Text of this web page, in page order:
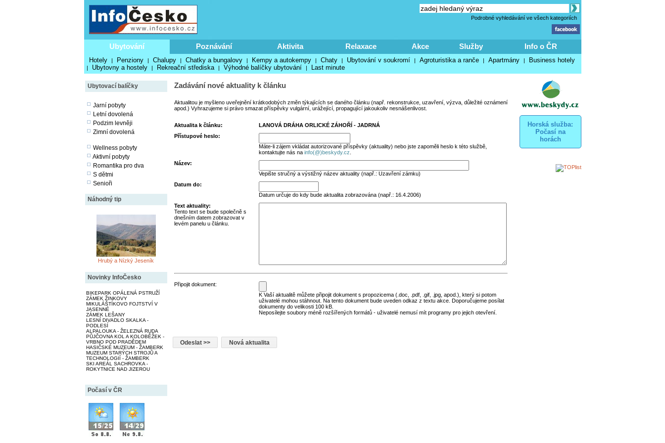
Podrobné vyhledávání ve všech kategoriích
Ubytování Poznávání Aktivita Relaxace Akce Služby Info o ČR
Hotely | Penziony | Chalupy | Chatky a bungalovy | Kempy a autokempy | Chaty | Ubytování v soukromí | Agroturistika a ranče | Apartmány | Business hotely
| Ubytovny a hostely | Rekreační střediska | Výhodné balíčky ubytování | Last minute
Ubytovací balíčky
Jarní pobyty
Letní dovolená
Podzim levněji
Zimní dovolená
Wellness pobyty
Aktivní pobyty
Romantika pro dva
S dětmi
Senioři
Náhodný tip
Hrubý a Nízký Jeseník
Novinky InfoČesko
BIKEPARK OPÁLENÁ PSTRUŽÍ
ZÁMEK ŽINKOVY
MIKULÁŠTÍKOVO FOJTSTVÍ V
JASENNÉ
ZÁMEK LEŠANY
LESNÍ DIVADLO SKALKA -
PODLESÍ
ALPALOUKA - ŽELEZNÁ RUDA
PŮJČOVNA KOL A KOLOBĚŽEK -
VRBNO POD PRADĚDEM
HASIČSKÉ MUZEUM - ŽAMBERK
MUZEUM STARÝCH STROJŮ A
TECHNOLOGIÍ - ŽAMBERK
SKI AREÁL SACHROVKA -
ROKYTNICE NAD JIZEROU
Počasí v ČR
Horská služba:
Počasí na
horách
Zadávání nové aktuality k článku
Aktualitou je myšleno uveřejnění krátkodobých změn týkajících se daného článku (např. rekonstrukce, uzavření, výzva, důležité oznámení
apod.) Vyhrazujeme si právo smazat příspěvky vulgární, urážející, propagující jakoukoliv nesnášenlivost.
Aktualita k článku:
LANOVÁ DRÁHA ORLICKÉ ZÁHOŘÍ - JADRNÁ
Přístupové heslo:
Máte-li zájem vkládat autorizované příspěvky (aktuality) nebo jste zapoměli heslo k této službě,
kontaktujte nás na info(@)beskydy.cz
Název:
Vepište stručný a výstižný název aktuality (např.: Uzavření zámku)
Datum do:
Datum určuje do kdy bude aktualita zobrazována (např.: 16.4.2006)
Text aktuality:
Tento text se bude společně s
dnešním datem zobrazovat v
levém panelu u článku.
Připojit dokument:
K Vaší aktualitě můžete připojit dokument s propozicema (.doc, .pdf, .gif, .jpg, apod.), který si potom
uživatelé mohou stáhnout. Na tento dokument bude uveden odkaz z textu akce. Doporučujeme posílat
dokumenty do velikosti 100 kB.
Neposílejte soubory méně rozšířených formátů - uživatelé nemusí mít programy pro jejich otevření.